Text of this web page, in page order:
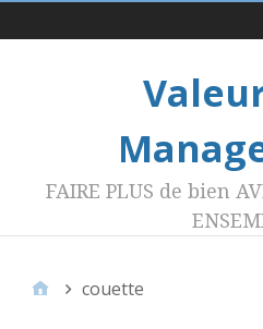
FAIRE PLUS de bien
couette